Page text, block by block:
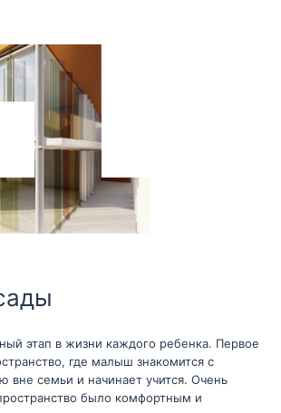
этап в жизни каждого ребенка. Первое
где малыш знакомится с
вне семьи и начинает учится. Очень
было комфортным и